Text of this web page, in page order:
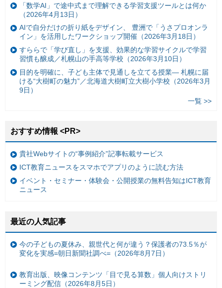
「数学AI」で途中式まで理解できる学習支援ツールとは何か
（2026年4月13日）
AIで自分だけの折り紙をデザイン、 豊洲で「うさプロオンラ
イン」を活用したワークショップ開催（2026年3月18日）
すららで「学び直し」を支援、効果的な学習サイクルで学習
習慣も醸成／札幌山の手高等学校（2026年3月10日）
目的を明確に、子ども主体で見通しを立てる授業— 札幌に届
ける“大樹町の魅力”／北海道大樹町立大樹小学校（2026年3月
9日）
一覧 >>
おすすめ情報 <PR>
貴社Webサイトの“事例紹介”記事転載サービス
ICT教育ニュースをスマホでアプリのように読む方法
イベント・セミナー・体験会・公開授業の無料告知はICT教育
ニュース
最近の人気記事
今の子どもの夏休み、親世代と何が違う？保護者の73.5％が
変化を実感=朝日新聞社調べ=（2026年8月7日）
教育出版、映像コンテンツ「目で見る算数」個人向けストリ
ーミング配信（2026年8月5日）